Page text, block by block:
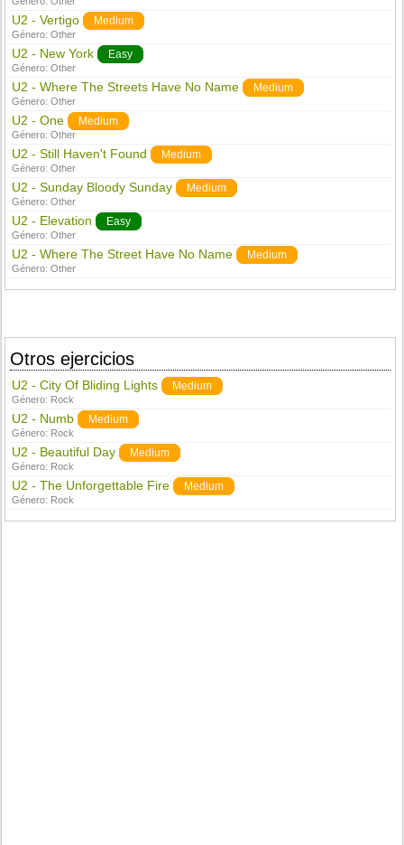
U2 - Vertigo Medium
Género:Other
U2 - New York Easy
Género:Other
U2 - Where The Streets Have No Name Medium
Género:Other
U2 - One Medium
Género:Other
U2 - Still Haven't Found Medium
Género:Other
U2 - Sunday Bloody Sunday Medium
Género:Other
U2 - Elevation Easy
Género:Other
U2 - Where The Street Have No Name Medium
Género:Other
Otros ejercicios
U2 - City Of Bliding Lights Medium
Género: Rock
U2 - Numb Medium
Género: Rock
U2 - Beautiful Day Medium
Género: Rock
U2 - The Unforgettable Fire Medium
Género: Rock